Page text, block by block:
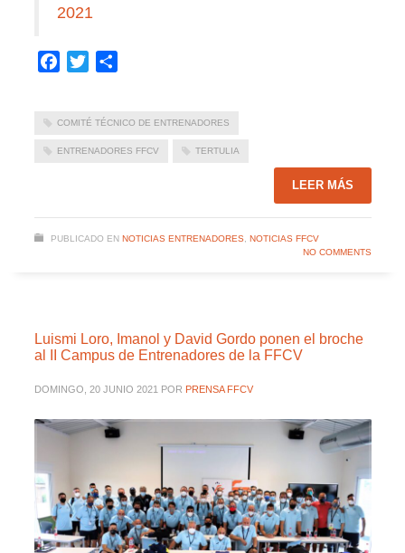
2021
Facebook
Twitter
COMITÉ TÉCNICO DE ENTRENADORES
ENTRENADORES FFCV TERTULIA
LEER MÁS
PUBLICADO EN NOTICIAS ENTRENADORES, NOTICIAS FFCV
NO COMMENTS
Luismi Loro, Imanol y David Gordo ponen el broche
al II Campus de Entrenadores de la FFCV
DOMINGO, 20 JUNIO 2021 POR PRENSA FFCV